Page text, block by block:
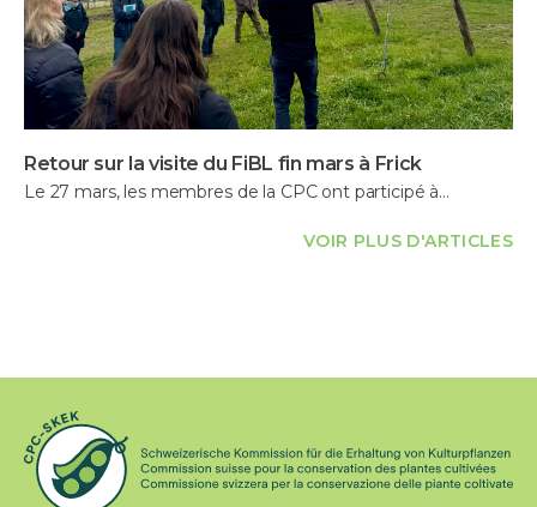
Retour sur la visite du FiBL fin mars à Frick
Le 27 mars, les membres de la CPC ont participé à…
VOIR PLUS D'ARTICLES